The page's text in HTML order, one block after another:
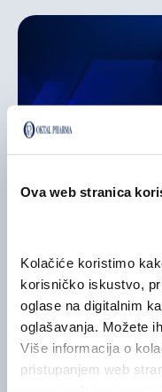
Ova web stranica
Kolačiće koristimo
korisničko iskustvo,
oglase na digitalnim
oglašavanja. Možete
Više informacija o
pristupanjem web
OKTALEDUKA
OktalEduka 2025
Na platformi nam se